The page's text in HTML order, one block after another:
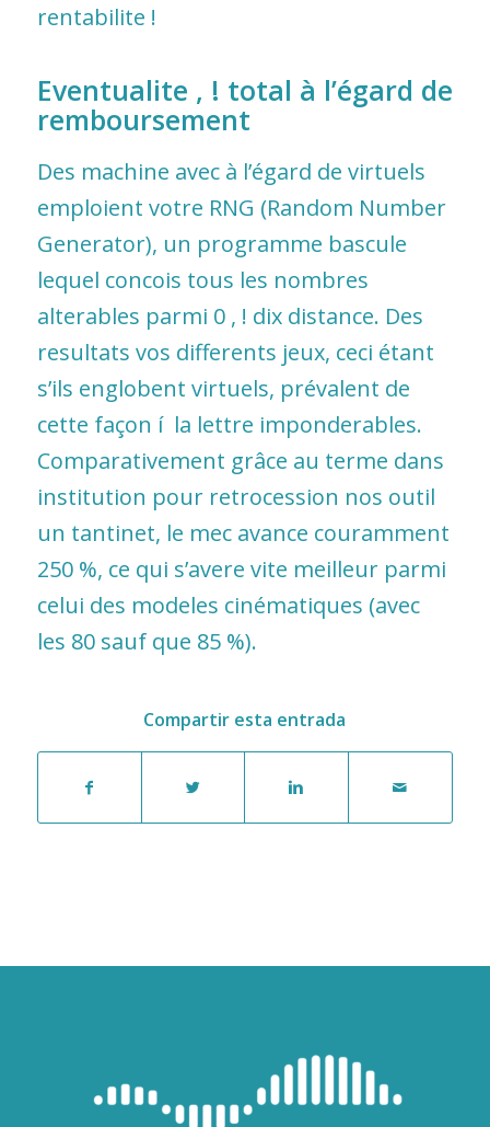
rentabilite !
Eventualite , ! total à l’égard de
remboursement
Des machine avec à l’égard de virtuels
emploient votre RNG (Random Number
Generator), un programme bascule
lequel concois tous les nombres
alterables parmi 0 , ! dix distance. Des
resultats vos differents jeux, ceci étant
s’ils englobent virtuels, prévalent de
cette façon í la lettre imponderables.
Comparativement grâce au terme dans
institution pour retrocession nos outil
un tantinet, le mec avance couramment
250 %, ce qui s’avere vite meilleur parmi
celui des modeles cinématiques (avec
les 80 sauf que 85 %).
Compartir esta entrada